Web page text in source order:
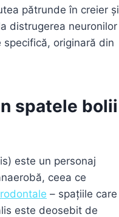
pătrunde în creier și
distrugerea neuronilor
originară din
spatele bolii
este un personaj
ceea ce
– spațiile care
este deosebit de